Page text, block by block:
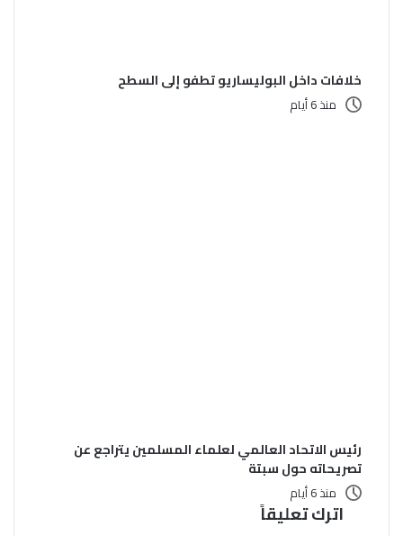
خلافات داخل البوليساريو تطفو إلى السطح
منذ 6 أيام
رئيس الاتحاد العالمي لعلماء المسلمين يتراجع عن
تصريحاته حول سبتة
منذ 6 أيام
اترك تعليقاً